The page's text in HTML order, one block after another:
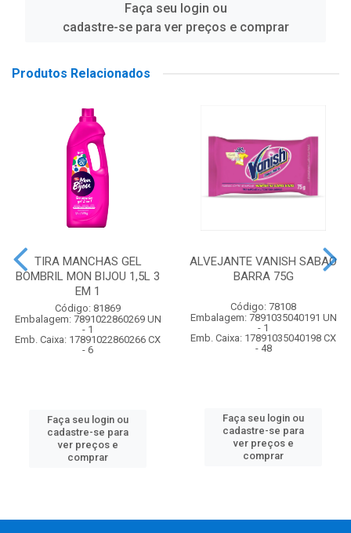
Faça seu login ou
cadastre-se para ver preços e comprar
Produtos Relacionados
TIRA MANCHAS GEL
BOMBRIL MON BIJOU 1,5L 3
EM 1
Código: 81869
Embalagem: 7891022860269 UN
- 1
Emb. Caixa: 17891022860266 CX
- 6
Faça seu login ou
cadastre-se para
ver preços e
comprar
ALVEJANTE VANISH SABAO
BARRA 75G
Código: 78108
Embalagem: 7891035040191 UN
- 1
Emb. Caixa: 17891035040198 CX
- 48
Faça seu login ou
cadastre-se para
ver preços e
comprar